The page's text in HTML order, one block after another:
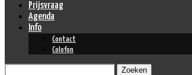
Prijsvraag
Agenda
Info
Contact
Colofon
Zoeken